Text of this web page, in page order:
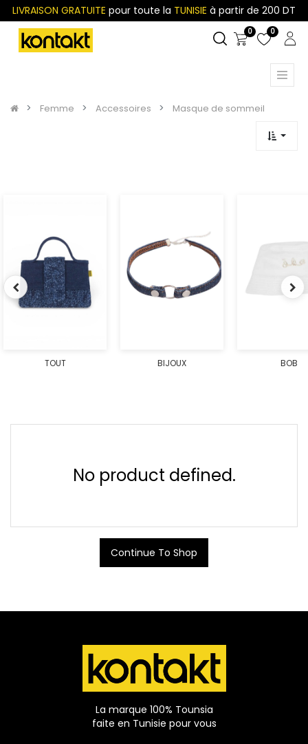
LIVRAISON GRATUITE pour toute la TUNISIE à partir de 200 DT
0 0
Femme Accessoires Masque de sommeil
TOUT BIJOUX BOB
No product defined.
Continue To Shop
La marque 100% Tounsia
faite en Tunisie pour vous